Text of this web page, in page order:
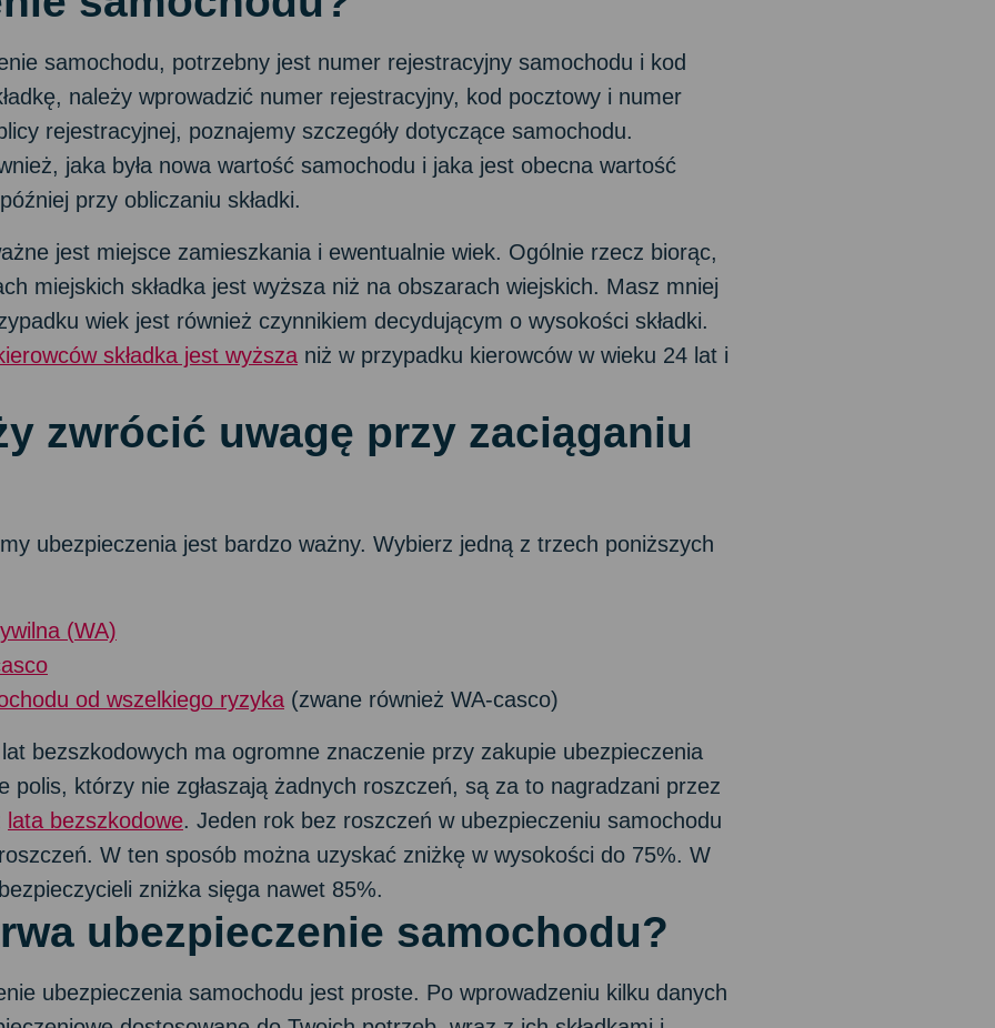
samochodu, potrzebny jest numer rejestracyjny samochodu i kod
należy wprowadzić numer rejestracyjny, kod pocztowy i numer
rejestracyjnej, poznajemy szczegóły dotyczące samochodu.
jaka była nowa wartość samochodu i jaka jest obecna wartość
przy obliczaniu składki.
jest miejsce zamieszkania i ewentualnie wiek. Ogólnie rzecz biorąc,
miejskich składka jest wyższa niż na obszarach wiejskich. Masz mniej
wiek jest również czynnikiem decydującym o wysokości składki.
składka jest wyższa niż w przypadku kierowców w wieku 24 lat i
zwrócić uwagę przy zaciąganiu
ubezpieczenia jest bardzo ważny. Wybierz jedną z trzech poniższych
(WA)
od wszelkiego ryzyka (zwane również WA-casco)
bezszkodowych ma ogromne znaczenie przy zakupie ubezpieczenia
polis, którzy nie zgłaszają żadnych roszczeń, są za to nagradzani przez
lata bezszkodowe. Jeden rok bez roszczeń w ubezpieczeniu samochodu
W ten sposób można uzyskać zniżkę w wysokości do 75%. W
zniżka sięga nawet 85%.
ubezpieczenie samochodu?
ubezpieczenia samochodu jest proste. Po wprowadzeniu kilku danych